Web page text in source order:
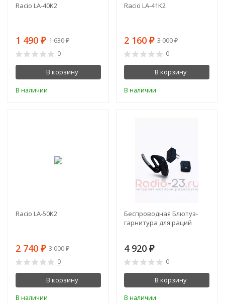
Racio LA-40K2
1 490 ₽ 1 630₽
0
В корзину
В наличии
Racio LA-41K2
2 160 ₽ 3 000₽
0
В корзину
В наличии
Racio LA-50K2
2 740 ₽ 3 000₽
0
В корзину
В наличии
Беспроводная Блютуз-
гарнитура для раций
4 920 ₽
0
В корзину
В наличии